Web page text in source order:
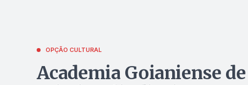
OPÇÃO CULTURAL
Academia Goianiense